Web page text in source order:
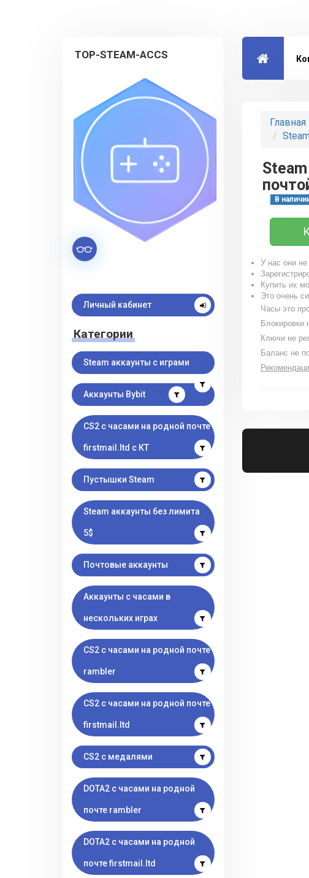
TOP-STEAM-ACCS
Личный кабинет
Категории
Steam аккаунты с играми
Аккаунты Bybit
CS2 с часами на родной почте
firstmail.ltd с КТ
Пустышки Steam
Steam аккаунты без лимита
5$
Почтовые аккаунты
Аккаунты с часами в
нескольких играх
CS2 с часами на родной почте
rambler
CS2 с часами на родной почте
firstmail.ltd
CS2 с медалями
DOTA2 с часами на родной
почте rambler
DOTA2 с часами на родной
почте firstmail.ltd
Главная
В
У нас они
Купить их
Это очень
Часы это
Блокировки
Ключи не
Баланс не